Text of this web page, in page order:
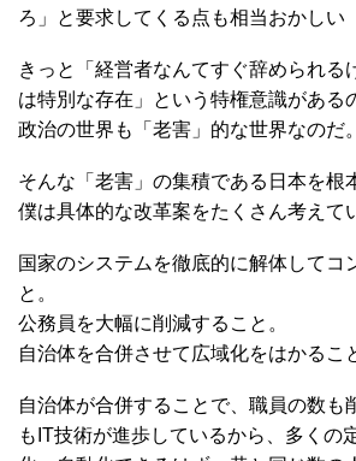
ろ」と要求してくる点も相当おかしい
きっと「経営者なんてすぐ辞められる
は特別な存在」という特権意識がある
政治の世界も「老害」的な世界なのだ。
そんな「老害」の集積である日本を根
僕は具体的な改革案をたくさん考えて
国家のシステムを徹底的に解体してコ
と。
公務員を大幅に削減すること。
自治体を合併させて広域化をはかるこ
自治体が合併することで、職員の数も
もIT技術が進歩しているから、多くの